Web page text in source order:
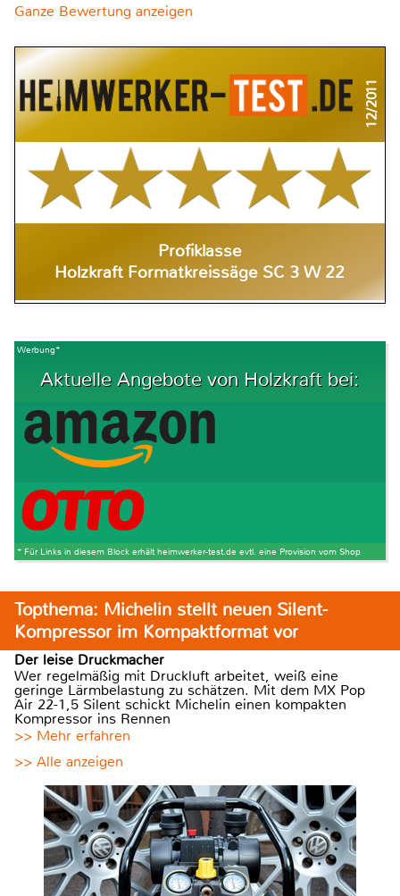
Ganze Bewertung anzeigen
12/2011
Profiklasse
Holzkraft Formatkreissäge SC 3 W 22
Werbung*
Aktuelle Angebote von Holzkraft bei:
* Für Links in diesem Block erhält heimwerker-test.de evtl. eine Provision vom Shop
Topthema: Michelin stellt neuen Silent-
Kompressor im Kompaktformat vor
Der leise Druckmacher
Wer regelmäßig mit Druckluft arbeitet, weiß eine
geringe Lärmbelastung zu schätzen. Mit dem MX Pop
Air 22-1,5 Silent schickt Michelin einen kompakten
Kompressor ins Rennen
>> Mehr erfahren
>> Alle anzeigen